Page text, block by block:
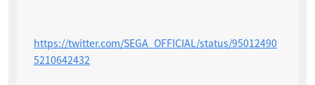
https://twitter.com/SEGA_OFFICIAL/status/95012490
5210642432